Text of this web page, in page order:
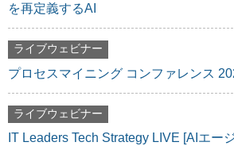
を再定義するAI
ライブウェビナー
プロセスマイニング コンファレンス
ライブウェビナー
IT Leaders Tech Strategy LIVE [AIエー